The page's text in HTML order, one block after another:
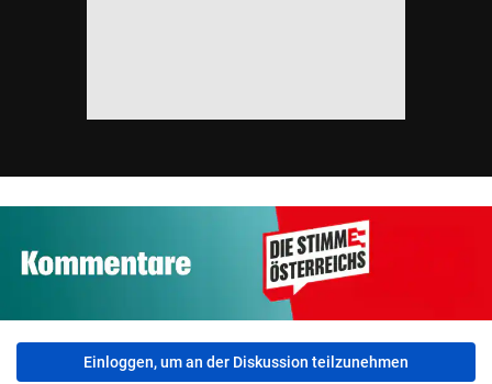
Einloggen, um an der Diskussion teilzunehmen